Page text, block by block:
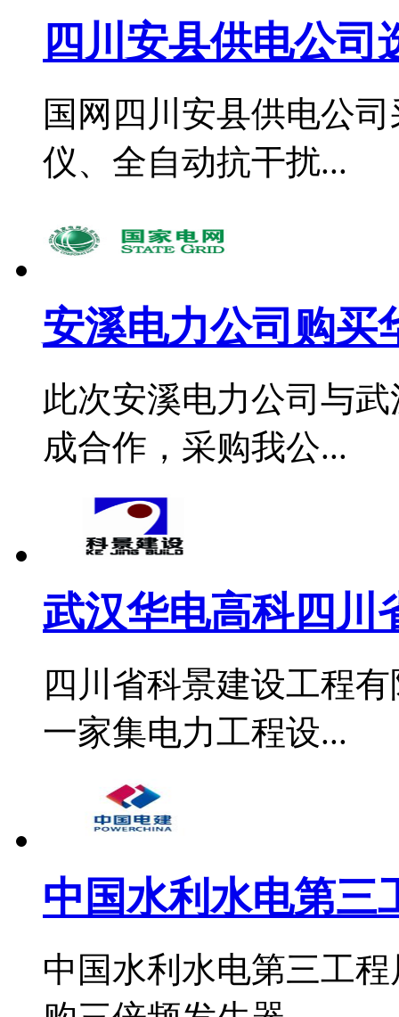
四川安县供电公司
国网四川安县供电公
仪、全自动抗干扰...
安溪电力公司购买
此次安溪电力公司与
成合作，采购我公...
武汉华电高科四川
四川省科景建设工程
一家集电力工程设...
中国水利水电第三
中国水利水电第三工